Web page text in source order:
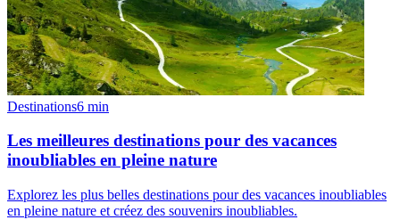
Destinations6 min
Les meilleures destinations pour des vacances
inoubliables en pleine nature
Explorez les plus belles destinations pour des vacances inoubliables
en pleine nature et créez des souvenirs inoubliables.